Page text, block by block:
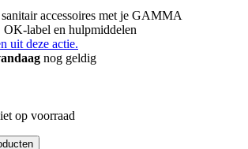
accessoires met je GAMMA
OK-label en hulpmiddelen
uit deze actie.
nog geldig
op voorraad